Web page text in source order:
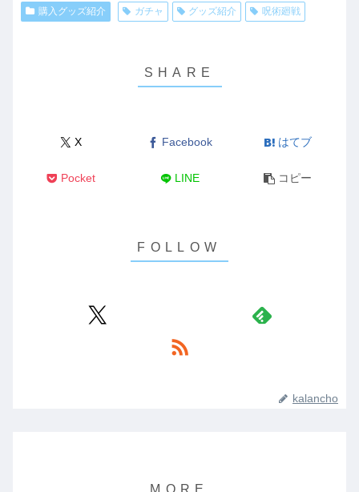
購入グッズ紹介 ガチャ グッズ紹介 呪術廻戦
X Facebook はてブ
Pocket LINE コピー
kalancho